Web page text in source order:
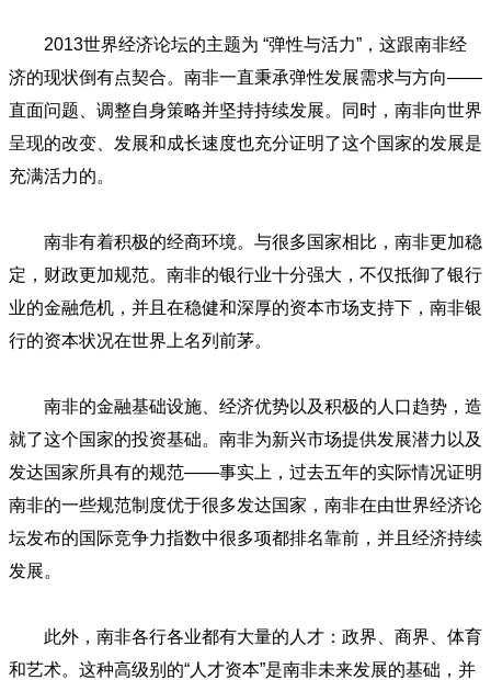
2013世界经济论坛的主题为 “弹性与活力”，这跟南非经
济的现状倒有点契合。南非一直秉承弹性发展需求与方向——
直面问题、调整自身策略并坚持持续发展。同时，南非向世界
呈现的改变、发展和成长速度也充分证明了这个国家的发展是
充满活力的。
南非有着积极的经商环境。与很多国家相比，南非更加稳
定，财政更加规范。南非的银行业十分强大，不仅抵御了银行
业的金融危机，并且在稳健和深厚的资本市场支持下，南非银
行的资本状况在世界上名列前茅。
南非的金融基础设施、经济优势以及积极的人口趋势，造
就了这个国家的投资基础。南非为新兴市场提供发展潜力以及
发达国家所具有的规范——事实上，过去五年的实际情况证明
南非的一些规范制度优于很多发达国家，南非在由世界经济论
坛发布的国际竞争力指数中很多项都排名靠前，并且经济持续
发展。
此外，南非各行各业都有大量的人才：政界、商界、体育
和艺术。这种高级别的“人才资本”是南非未来发展的基础，并